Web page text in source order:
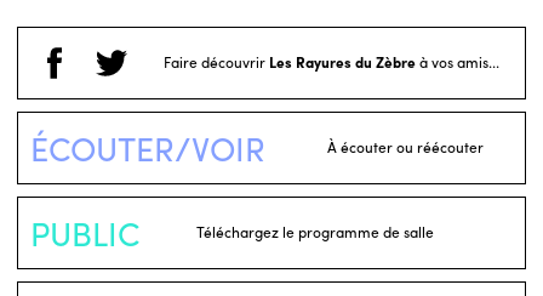
Faire découvrir Les Rayures du Zèbreà vos amis...
ÉCOUTER/VOIR À écouter ou réécouter
PUBLIC Téléchargez le programme de salle